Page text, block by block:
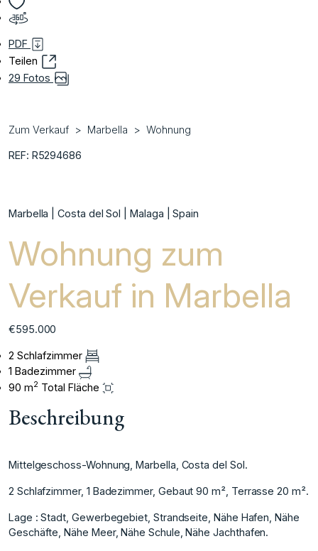
PDF
Teilen
29 Fotos
Zum Verkauf Marbella Wohnung
REF: R5294686
Marbella | Costa del Sol | Malaga | Spain
Wohnung zum
Verkauf in Marbella
€595.000
2 Schlafzimmer
1 Badezimmer
90 m2 Total Fläche
Beschreibung
Mittelgeschoss-Wohnung, Marbella, Costa del Sol.
2 Schlafzimmer, 1 Badezimmer, Gebaut 90 m², Terrasse 20 m².
Lage : Stadt, Gewerbegebiet, Strandseite, Nähe Hafen, Nähe
Geschäfte, Nähe Meer, Nähe Schule, Nähe Jachthafen.